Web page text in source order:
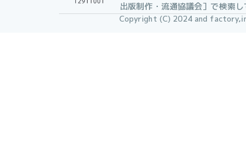
出版制作・流通協議会］で検索し
Copyright (C) 2024 and